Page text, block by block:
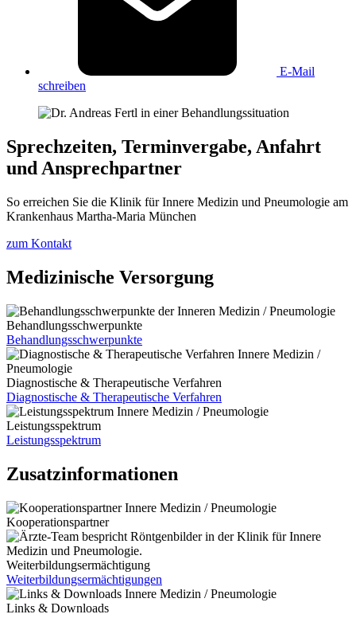
E-Mail
schreiben
Sprechzeiten, Terminvergabe, Anfahrt
und Ansprechpartner
So erreichen Sie die Klinik für Innere Medizin und Pneumologie am
Krankenhaus Martha-Maria München
zum Kontakt
Medizinische Versorgung
Behandlungsschwerpunkte
Behandlungsschwerpunkte
Diagnostische & Therapeutische Verfahren
Diagnostische & Therapeutische Verfahren
Leistungsspektrum
Leistungsspektrum
Zusatzinformationen
Kooperationspartner
Weiterbildungsermächtigung
Weiterbildungsermächtigungen
Links & Downloads